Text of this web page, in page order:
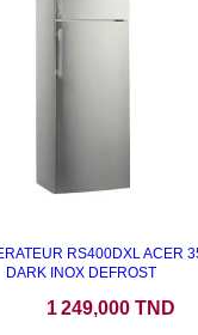
RS400DXL ACER
DARK INOX DEFROST
1 249,000 TND